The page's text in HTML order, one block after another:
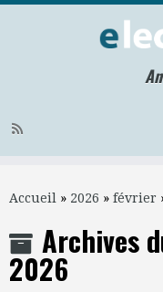
Accueil » 2026 » février
Archives
2026